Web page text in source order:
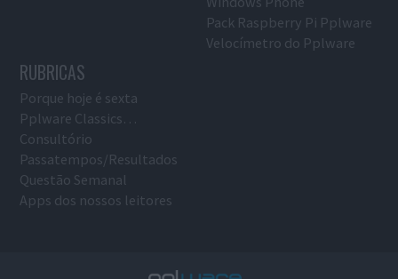
Pack Raspberry Pi Pplware
Velocímetro do Pplware
RUBRICAS
Porque hoje é sexta
Pplware Classics…
Consultório
Passatempos/Resultados
Questão Semanal
Apps dos nossos leitores